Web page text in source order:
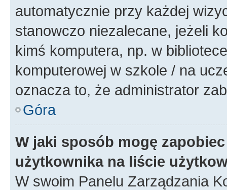
automatycznie przy każdej
stanowczo niezalecane, jeżeli
kimś komputera, np. w
komputerowej w szkole / na
oznacza to, że administrator
Góra
W jaki sposób mogę
użytkownika na liście
W swoim Panelu Zarządzania